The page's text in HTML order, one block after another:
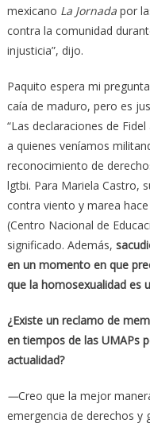
mexicano La Jornadapor
contra la comunidad
injusticia”, dijo.
Paquito espera mi
caía de maduro, pero es
“Las declaraciones de Fidel
a quienes veníamos
reconocimiento de
lgtbi. Para Mariela Castro,
contra viento y marea
(Centro Nacional de
significado. Además,
en un momento en que
que la homosexualidad es
¿Existe un reclamo de
en tiempos de las UMAPs
actualidad?
—Creo que la mejor
emergencia de derechos y